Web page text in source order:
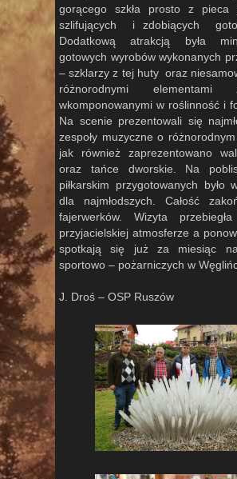
gorącego szkła prosto z pieca
szlifujących i zdobiących
Dodatkową atrakcją była
gotowych wyrobów wykonanych
– szklarzy z tej huty oraz
różnorodnymi
wkomponowanymi w roślinność i
Na scenie prezentowali się
zespoły muzyczne o
jak również zaprezentowano
oraz tańce dworskie. Na
piłkarskim przygotowanych było
dla najmłodszych. Całość
fajerwerków. Wizyta
przyjacielskiej atmosferze a
spotkają się już za miesiąc
sportowo – pożarniczych w
J. Droś – OSP Ruszów